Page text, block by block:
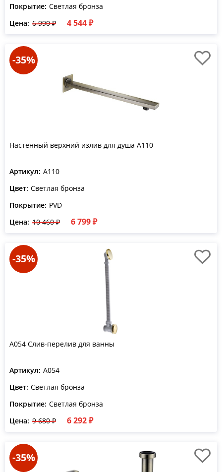
Покрытие: Светлая бронза
Цена: 6 990 ₽ 4 544 ₽
-35%
Настенный верхний излив для душа A110
Артикул: A110
Цвет: Светлая бронза
Покрытие: PVD
Цена: 10 460 ₽ 6 799 ₽
-35%
A054 Слив-перелив для ванны
Артикул: A054
Цвет: Светлая бронза
Покрытие: Светлая бронза
Цена: 9 680 ₽ 6 292 ₽
-35%